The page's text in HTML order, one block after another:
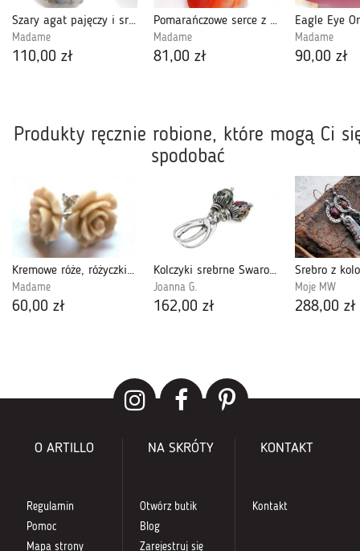
Szary agat pajęczy i srebro, ponadczasowy design
Madame
110,00 zł
Pomarańczowe serce z agatu, wisior i kolczyki
Madame
81,00 zł
Madame
90,00 zł
Produkty ręcznie robione, które mogą Ci
spodobać
Kremowe róże, różyczki z korala, kolczyki na srebrnych sztyftach
Madame
60,00 zł
Kolczyki srebrne Swarovski vitrail medium
Joanna G.
162,00 zł
Moje MW
288,00 zł
O ARTILLO
Regulamin
Pomoc
Mapa strony
NA SKRÓTY
Otwórz butik
Blog
Zarejestruj się
KONTAKT
Kontakt